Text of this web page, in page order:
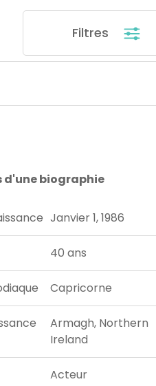
Filtres
d'une biographie
Janvier 1, 1986
40 ans
Capricorne
Armagh, Northern
Ireland
Acteur